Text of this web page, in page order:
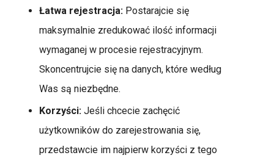
Łatwa rejestracja: Postarajcie się
maksymalnie zredukować ilość informacji
wymaganej w procesie rejestracyjnym.
Skoncentrujcie się na danych, które według
Was są niezbędne.
Korzyści: Jeśli chcecie zachęcić
użytkowników do zarejestrowania się,
przedstawcie im najpierw korzyści z tego